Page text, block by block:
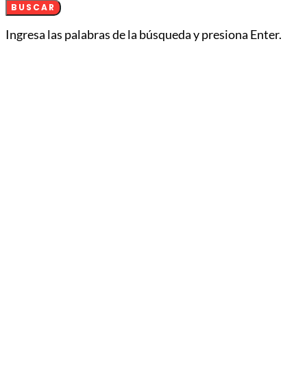
BUSCAR
Ingresa las palabras de la búsqueda y presiona Enter.